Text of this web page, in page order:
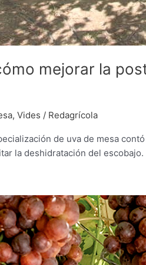
mejorar la
, Vides / Redagrícola
de uva de mesa
la deshidratación del escobajo.